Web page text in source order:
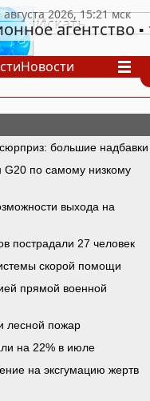
агентство
Новости